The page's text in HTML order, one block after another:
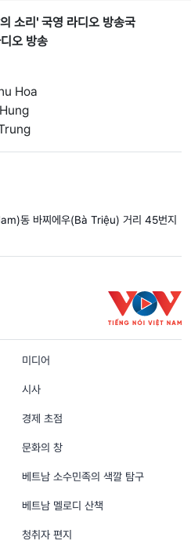
소리' 국영 라디오 방송국
오 방송
Hoa
동 바찌에우(Bà Triệu) 거리 45번지
Hàn
미디어
시사
경제 초점
문화의 창
베트남 소수민족의 색깔 탐구
베트남 멜로디 산책
청취자 편지